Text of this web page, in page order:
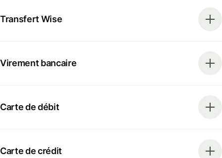
Transfert Wise
Virement bancaire
Carte de débit
Carte de crédit